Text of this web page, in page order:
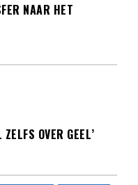
NAAR HET
OVER GEEL’